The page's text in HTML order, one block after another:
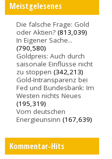
Meistgelesenes
Die falsche Frage: Gold
oder Aktien? (813,039)
In Eigener Sache...
(790,580)
Goldpreis: Auch durch
saisonale Einflüsse nicht
zu stoppen (342,213)
Gold-Intransparenz bei
Fed und Bundesbank: Im
Westen nichts Neues
(195,319)
Vom deutschen
Energieunsinn (167,639)
Kommentar-Hits